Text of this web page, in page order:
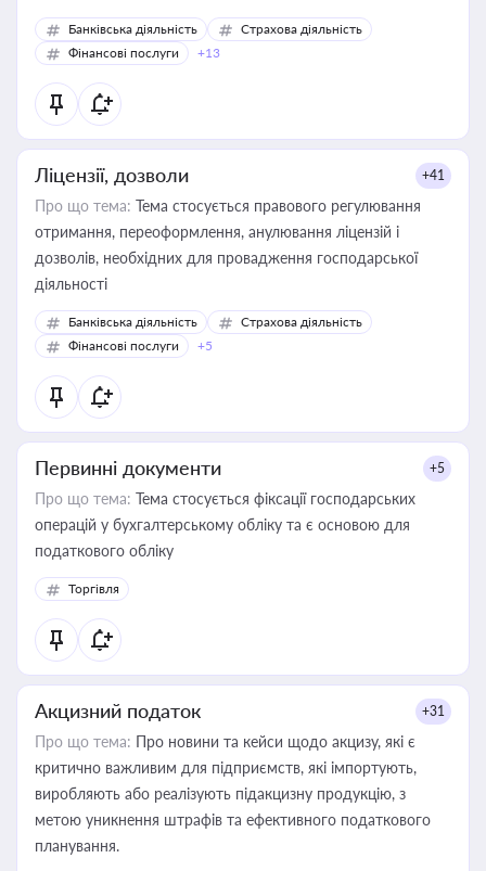
Банківська діяльність
Страхова діяльність
Фінансові послуги
+13
Ліцензії, дозволи +41
Про що тема: Тема стосується правового регулювання
отримання, переоформлення, анулювання ліцензій і
дозволів, необхідних для провадження господарської
діяльності
Банківська діяльність
Страхова діяльність
Фінансові послуги
+5
Первинні документи +5
Про що тема: Тема стосується фіксації господарських
операцій у бухгалтерському обліку та є основою для
податкового обліку
Торгівля
Акцизний податок +31
Про що тема: Про новини та кейси щодо акцизу, які є
критично важливим для підприємств, які імпортують,
виробляють або реалізують підакцизну продукцію, з
метою уникнення штрафів та ефективного податкового
планування.